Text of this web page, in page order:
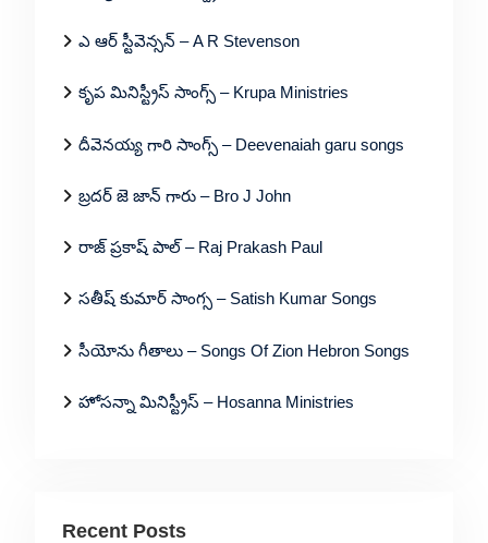
ఎ ఆర్ స్టీవెన్సన్ – A R Stevenson
కృప మినిస్ట్రీస్ సాంగ్స్ – Krupa Ministries
దీవెనయ్య గారి సాంగ్స్ – Deevenaiah garu songs
బ్రదర్ జె జాన్ గారు – Bro J John
రాజ్ ప్రకాష్ పాల్ – Raj Prakash Paul
సతీష్ కుమార్ సాంగ్స – Satish Kumar Songs
సీయోను గీతాలు – Songs Of Zion Hebron Songs
హోసన్నా మినిస్ట్రీస్ – Hosanna Ministries
Recent Posts